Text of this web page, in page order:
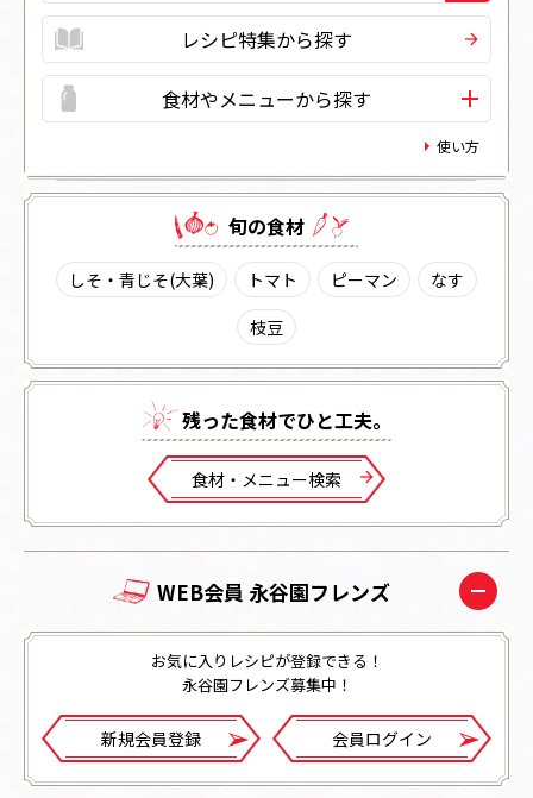
レシピ特集から探す
食材やメニューから探す
使い方
旬の⾷材
しそ・青じそ(大葉) トマト ピーマン
なす
枝豆
残った⾷材でひと⼯夫。
⾷材・メニュー検索
WEB会員 永谷園フレンズ
お気に入りレシピが登録できる！
永谷園フレンズ募集中！
新規会員登録 会員ログイン